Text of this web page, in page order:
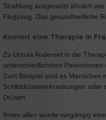
Strahlung ausgesetzt ähnlich
Flugzeug. Das gesundheitliche
Kommt eine Therapie in
Zu Ursula Auderset in die
unterschiedlichsten
Zum Beispiel sind es Menschen
Schilddrüsenerkrankungen oder
Drüsen.
Ihnen allen wurde vorgängig